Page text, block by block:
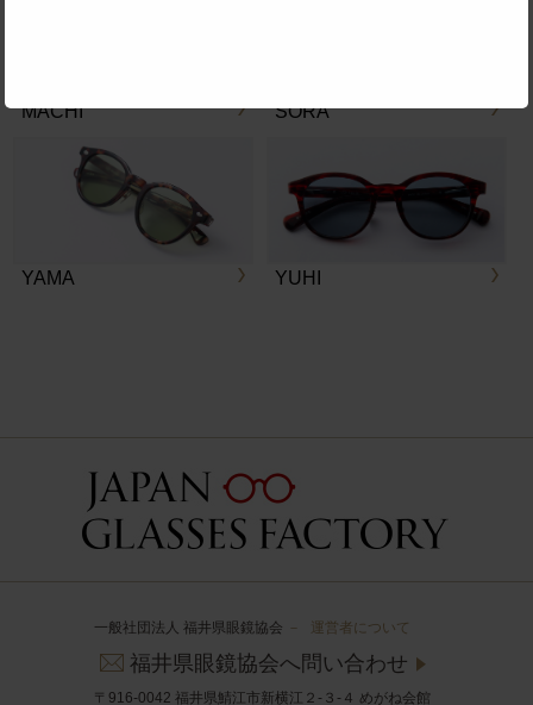
MACHI SORA
YAMA YUHI
一般社団法人 福井県眼鏡協会 － 運営者について
福井県眼鏡協会へ問い合わせ
〒916-0042 福井県鯖江市新横江２-３-４ めがね会館